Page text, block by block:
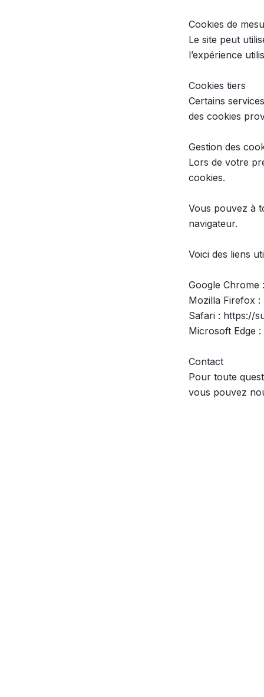
Cookies de
Le site peut
l’expérience
Cookies tiers
Certains
des cookies
Gestion des
Lors de votre
cookies.
Vous pouvez à
navigateur.
Voici des liens
Google
Mozilla Firefox
Safari : https://
Microsoft Edge
Contact
Pour toute
vous pouvez